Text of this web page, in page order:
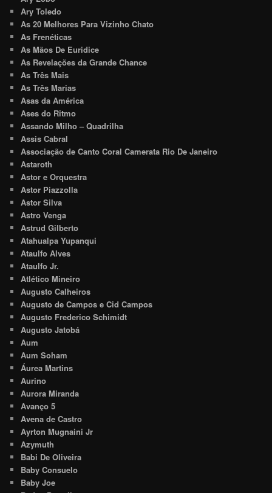
Ary Toledo
As 20 Melhores Para Vizinho Chato
As Frenéticas
As Mãos De Euridice
As Revelações da Grande Chance
As Três Mais
As Três Marias
Asas da América
Ases do Ritmo
Assando Milho – Quadrilha
Assis Cabral
Associação de Canto Coral Camerata Rio De Janeiro
Astaroth
Astor e Orquestra
Astor Piazzolla
Astor Silva
Astro Venga
Astrud Gilberto
Atahualpa Yupanqui
Ataulfo Alves
Ataulfo Jr.
Atlético Mineiro
Augusto Calheiros
Augusto de Campos e Cid Campos
Augusto Frederico Schimidt
Augusto Jatobá
Aum
Aum Soham
Áurea Martins
Aurino
Aurora Miranda
Avanço 5
Avena de Castro
Ayrton Mugnaini Jr
Azymuth
Babi De Oliveira
Baby Consuelo
Baby Joe